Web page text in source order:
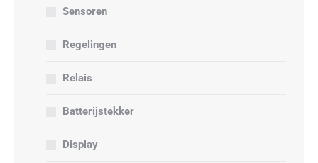
Sensoren
Regelingen
Relais
Batterijstekker
Display